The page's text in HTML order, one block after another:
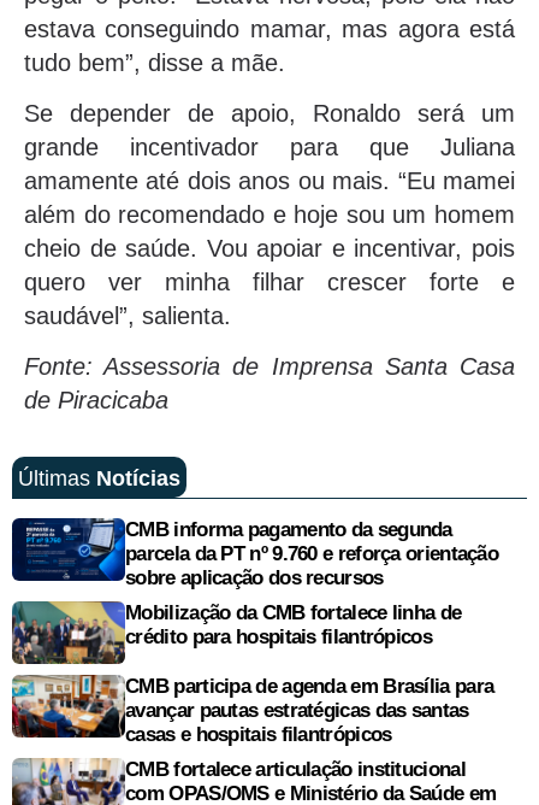
estava conseguindo mamar, mas agora está
tudo bem”, disse a mãe.
Se depender de apoio, Ronaldo será um
grande incentivador para que Juliana
amamente até dois anos ou mais. “Eu mamei
além do recomendado e hoje sou um homem
cheio de saúde. Vou apoiar e incentivar, pois
quero ver minha filhar crescer forte e
saudável”, salienta.
Fonte: Assessoria de Imprensa Santa Casa
de Piracicaba
Últimas Notícias
CMB informa pagamento da segunda
parcela da PT nº 9.760 e reforça orientação
sobre aplicação dos recursos
Mobilização da CMB fortalece linha de
crédito para hospitais filantrópicos
CMB participa de agenda em Brasília para
avançar pautas estratégicas das santas
casas e hospitais filantrópicos
CMB fortalece articulação institucional
com OPAS/OMS e Ministério da Saúde em